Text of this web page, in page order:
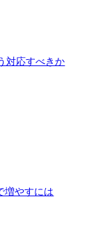
対応すべきか
増やすには